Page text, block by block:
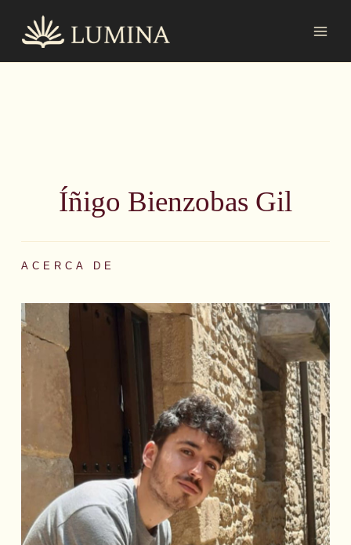
contenido
Íñigo Bienzobas Gil
ACERCA DE